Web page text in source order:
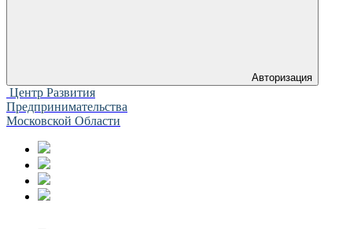
Авторизация
Центр Развития
Предпринимательства
Московской Области